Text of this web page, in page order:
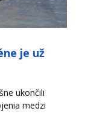
je už
ukončili
medzi